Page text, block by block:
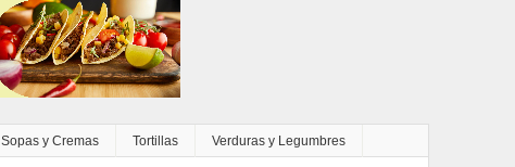
Sopas y Cremas Tortillas Verduras y Legumbres